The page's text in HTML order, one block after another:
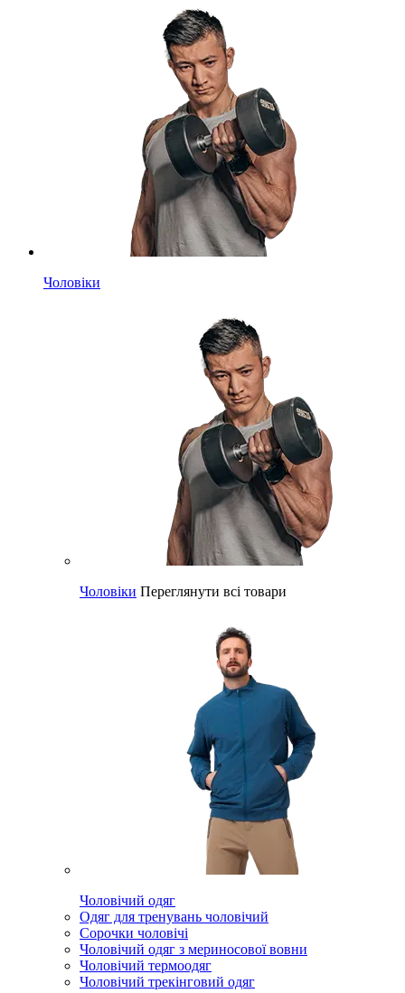
Чоловіки
Чоловіки Переглянути всі товари
Чоловічий одяг
Одяг для тренувань чоловічий
Сорочки чоловічі
Чоловічий одяг з мериносової вовни
Чоловічий термоодяг
Чоловічий трекінговий одяг